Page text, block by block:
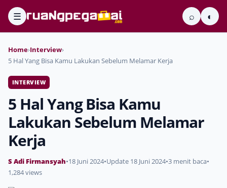
☰ ⌕ ◐
Home›Interview›
5 Hal Yang Bisa Kamu Lakukan Sebelum Melamar Kerja
INTERVIEW
5 Hal Yang Bisa Kamu
Lakukan Sebelum Melamar
Kerja
S Adi Firmansyah•18 Juni 2024•Update 18 Juni 2024•3 menit baca•
1,284 views